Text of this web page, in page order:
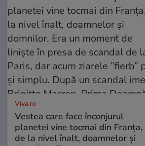
Viva.ro
Vestea care face înconjurul
planetei vine tocmai din Franța,
de la nivel înalt, doamnelor și